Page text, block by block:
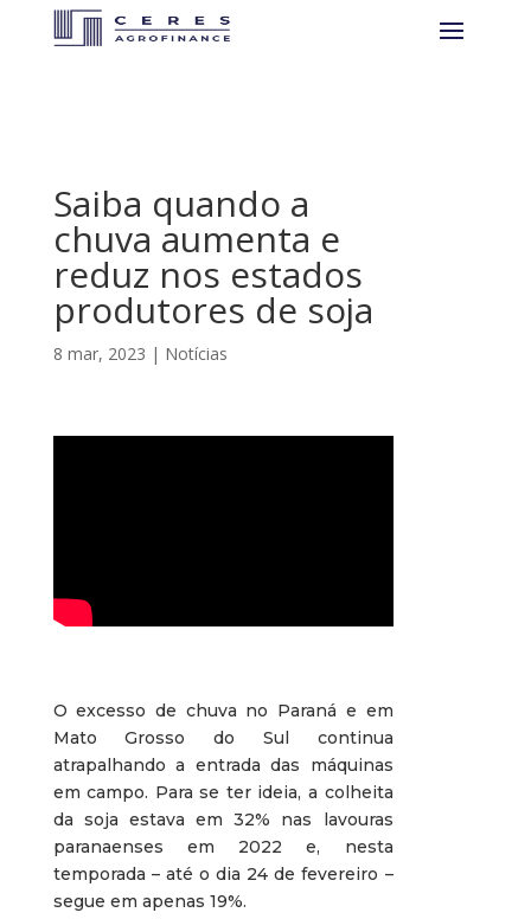
Saiba quando a
chuva aumenta e
reduz nos estados
produtores de soja
8 mar, 2023 | Notícias
O excesso de chuva no Paraná e em
Mato Grosso do Sul continua
atrapalhando a entrada das máquinas
em campo. Para se ter ideia, a colheita
da soja estava em 32% nas lavouras
paranaenses em 2022 e, nesta
temporada – até o dia 24 de fevereiro –
segue em apenas 19%.